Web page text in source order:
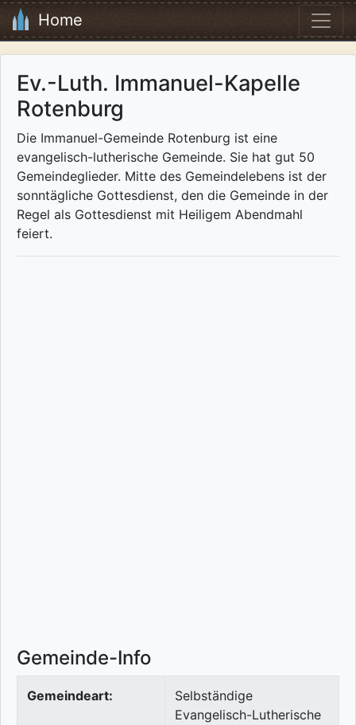
Home
Ev.-Luth. Immanuel-Kapelle
Rotenburg
Die Immanuel-Gemeinde Rotenburg ist eine
evangelisch-lutherische Gemeinde. Sie hat gut 50
Gemeindeglieder. Mitte des Gemeindelebens ist der
sonntägliche Gottesdienst, den die Gemeinde in der
Regel als Gottes­dienst mit Heiligem Abendmahl
feiert.
Gemeinde-Info
Gemeindeart:
Selbständige
Evangelisch-Lutherische